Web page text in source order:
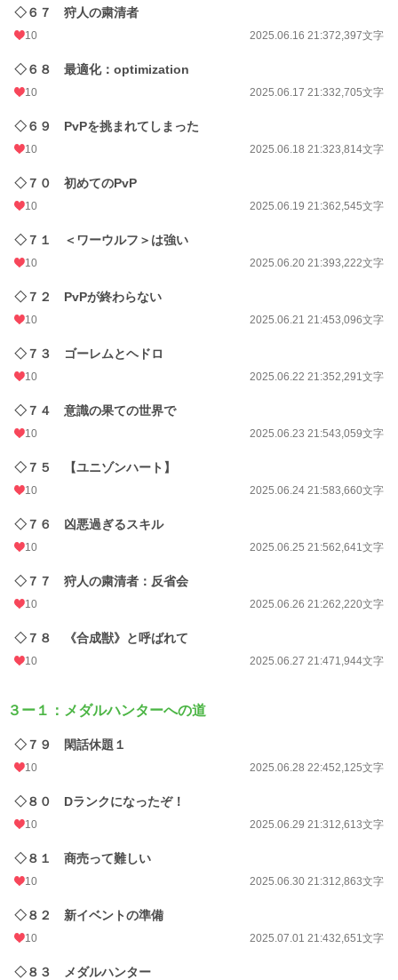
◇６７ 狩人の粛清者
10 2025.06.16 21:372,397文字
◇６８ 最適化：optimization
10 2025.06.17 21:332,705文字
◇６９ PvPを挑まれてしまった
10 2025.06.18 21:323,814文字
◇７０ 初めてのPvP
10 2025.06.19 21:362,545文字
◇７１ ＜ワーウルフ＞は強い
10 2025.06.20 21:393,222文字
◇７２ PvPが終わらない
10 2025.06.21 21:453,096文字
◇７３ ゴーレムとヘドロ
10 2025.06.22 21:352,291文字
◇７４ 意識の果ての世界で
10 2025.06.23 21:543,059文字
◇７５ 【ユニゾンハート】
10 2025.06.24 21:583,660文字
◇７６ 凶悪過ぎるスキル
10 2025.06.25 21:562,641文字
◇７７ 狩人の粛清者：反省会
10 2025.06.26 21:262,220文字
◇７８ 《合成獣》と呼ばれて
10 2025.06.27 21:471,944文字
３ー１：メダルハンターへの道
◇７９ 閑話休題１
10 2025.06.28 22:452,125文字
◇８０ Dランクになったぞ！
10 2025.06.29 21:312,613文字
◇８１ 商売って難しい
10 2025.06.30 21:312,863文字
◇８２ 新イベントの準備
10 2025.07.01 21:432,651文字
◇８３ メダルハンター